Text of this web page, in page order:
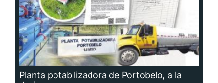
Planta potabilizadora de Portobelo, a la